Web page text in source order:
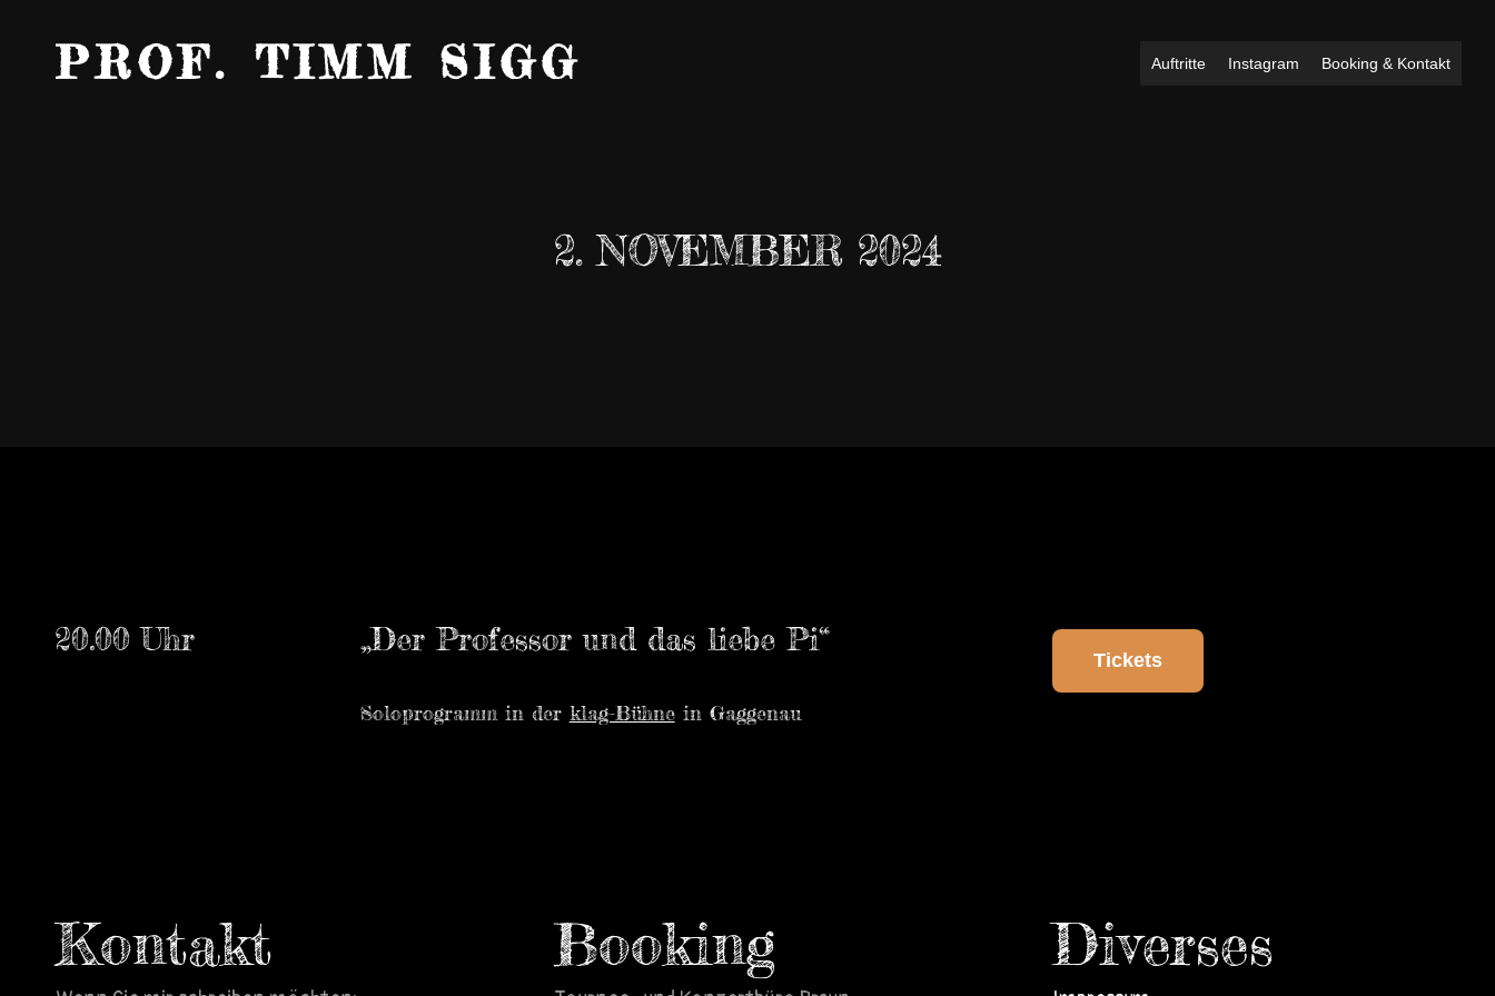
PROF. TIMM SIGG Auftritte Instagram Booking & Kontakt
2. NOVEMBER 2024
20.00 Uhr „Der Professor und das liebe Pi“
Soloprogramm in der klag-Bühnein Gaggenau
Tickets
Kontakt Booking Diverses